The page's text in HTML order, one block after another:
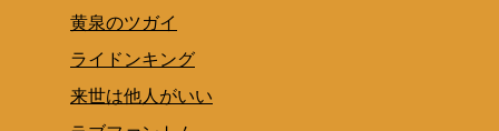
黄泉のツガイ
ライドンキング
来世は他人がいい